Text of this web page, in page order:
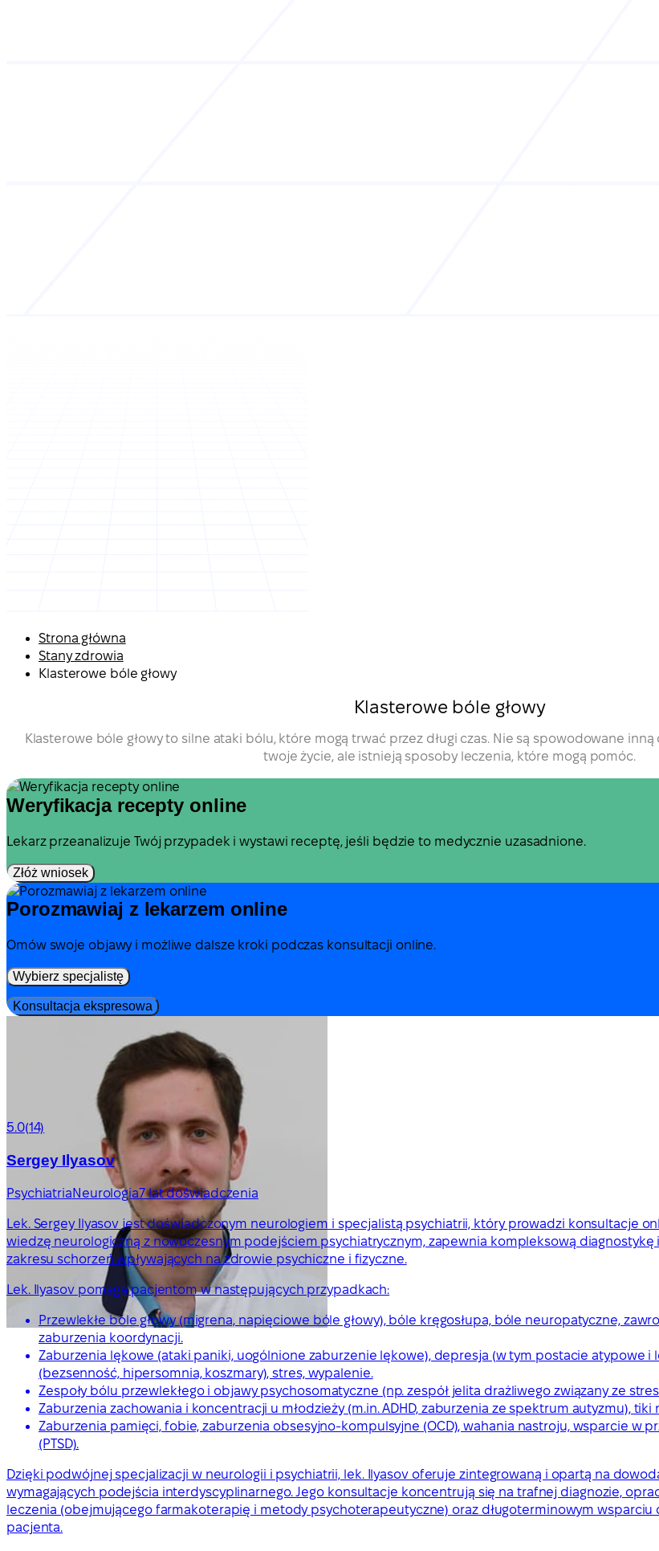
Strona główna
Stany zdrowia
Klasterowe bóle głowy
Klasterowe bóle głowy
Klasterowe bóle głowy to silne ataki bólu, które mogą trwać przez długi czas. Nie są spowodowane
twoje życie, ale istnieją sposoby leczenia, które mogą pomóc.
Weryfikacja recepty online
Lekarz przeanalizuje Twój przypadek i wystawi receptę, jeśli będzie to medycznie uzasadnione.
Złóż wniosek
Porozmawiaj z lekarzem online
Omów swoje objawy i możliwe dalsze kroki podczas konsultacji online.
Wybierz specjalistę
Konsultacja ekspresowa
5.0(14)
Sergey Ilyasov
PsychiatriaNeurologia7 lat doświadczenia
Lek. Sergey Ilyasov jest doświadczonym neurologiem i specjalistą psychiatrii, który prowadzi konsultacje
wiedzę neurologiczną z nowoczesnym podejściem psychiatrycznym, zapewnia kompleksową
zakresu schorzeń wpływających na zdrowie psychiczne i fizyczne.
Lek. Ilyasov pomaga pacjentom w następujących przypadkach:
Przewlekłe bóle głowy (migrena, napięciowe bóle głowy), bóle kręgosłupa, bóle neuropatyczne,
zaburzenia koordynacji.
Zaburzenia lękowe (ataki paniki, uogólnione zaburzenie lękowe), depresja (w tym postacie atypowe i
(bezsenność, hipersomnia, koszmary), stres, wypalenie.
Zespoły bólu przewlekłego i objawy psychosomatyczne (np. zespół jelita drażliwego związany ze
Zaburzenia zachowania i koncentracji u młodzieży (m.in. ADHD, zaburzenia ze spektrum autyzmu), tiki
Zaburzenia pamięci, fobie, zaburzenia obsesyjno-kompulsyjne (OCD), wahania nastroju, wsparcie w
(PTSD).
Dzięki podwójnej specjalizacji w neurologii i psychiatrii, lek. Ilyasov oferuje zintegrowaną i opartą na
wymagających podejścia interdyscyplinarnego. Jego konsultacje koncentrują się na trafnej diagnozie,
leczenia (obejmującego farmakoterapię i metody psychoterapeutyczne) oraz długoterminowym
pacjenta.